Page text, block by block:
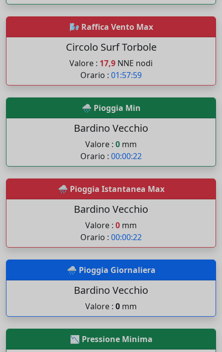
🌬️ Raffica Vento Max
Circolo Surf Torbole
Valore : 17,9 NNE nodi
Orario : 01:57:59
🌧️ Pioggia Min
Bardino Vecchio
Valore : 0 mm
Orario : 00:00:22
🌧️ Pioggia Istantanea Max
Bardino Vecchio
Valore : 0 mm
Orario : 00:00:22
🌧️ Pioggia Giornaliera
Bardino Vecchio
Valore : 0 mm
📉 Pressione Minima